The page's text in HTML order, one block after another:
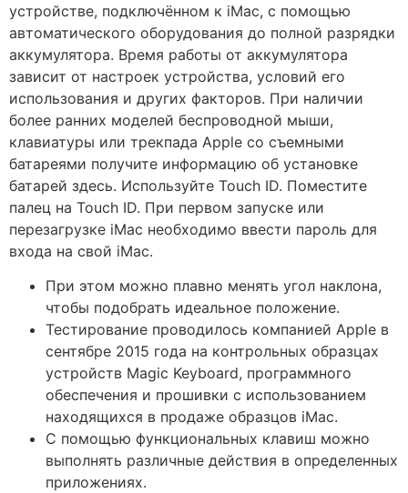
устройстве, подключённом к iMac, с помощью
автоматического оборудования до полной разрядки
аккумулятора. Время работы от аккумулятора
зависит от настроек устройства, условий его
использования и других факторов. При наличии
более ранних моделей беспроводной мыши,
клавиатуры или трекпада Apple со съемными
батареями получите информацию об установке
батарей здесь. Используйте Touch ID. Поместите
палец на Touch ID. При первом запуске или
перезагрузке iMac необходимо ввести пароль для
входа на свой iMac.
При этом можно плавно менять угол наклона,
чтобы подобрать идеальное положение.
Тестирование проводилось компанией Apple в
сентябре 2015 года на контрольных образцах
устройств Magic Keyboard, программного
обеспечения и прошивки с использованием
находящихся в продаже образцов iMac.
С помощью функциональных клавиш можно
выполнять различные действия в определенных
приложениях.